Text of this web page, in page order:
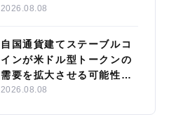
究論文が示す
2026.08.08
自国通貨建てステーブルコ
インが米ドル型トークンの
需要を拡大させる可能性
IMF高官が指摘
2026.08.08